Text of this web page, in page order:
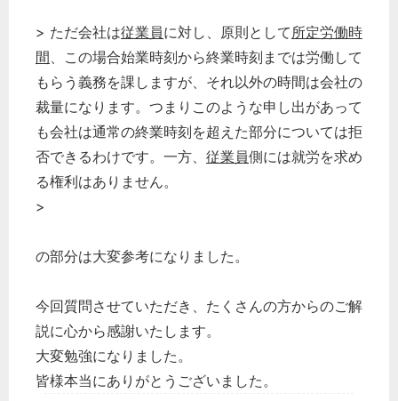
> ただ会社は従業員に対し、原則として所定労働時
間、この場合始業時刻から終業時刻までは労働して
もらう義務を課しますが、それ以外の時間は会社の
裁量になります。つまりこのような申し出があって
も会社は通常の終業時刻を超えた部分については拒
否できるわけです。一方、 従業員側には就労を求め
る権利はありません。
>
の部分は大変参考になりました。
今回質問させていただき、たくさんの方からのご解
説に心から感謝いたします。
大変勉強になりました。
皆様本当にありがとうございました。